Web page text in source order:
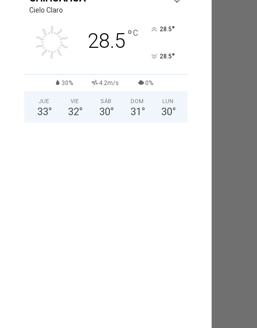
Cielo Claro
28.5°C 28.5°
28.5°
30% 4.2m/s 0%
JUE
33°
VIE
32°
SÁB
30°
DOM
31 °
LUN
30°